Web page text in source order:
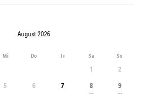
August 2026
Mi Do Fr Sa So
1
2
5 6 7 8
---
9
---